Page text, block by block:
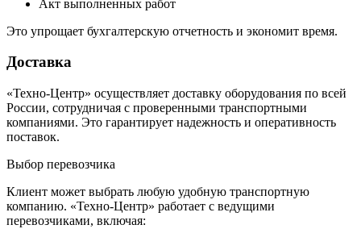
Акт выполненных работ
Это упрощает бухгалтерскую отчетность и экономит время.
Доставка
«Техно-Центр» осуществляет доставку оборудования по всей
России, сотрудничая с проверенными транспортными
компаниями. Это гарантирует надежность и оперативность
поставок.
Выбор перевозчика
Клиент может выбрать любую удобную транспортную
компанию. «Техно-Центр» работает с ведущими
перевозчиками, включая: